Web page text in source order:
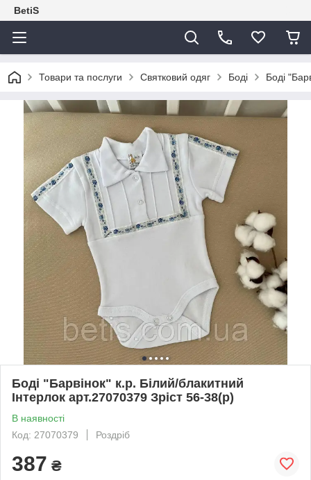
BetiS
Товари та послуги Святковий одяг Боді Боді
Боді "Барвінок" к.р. Білий/блакитний
Інтерлок арт.27070379 Зріст 56-38(р)
В наявності
Код: 27070379
Роздріб
387 ₴